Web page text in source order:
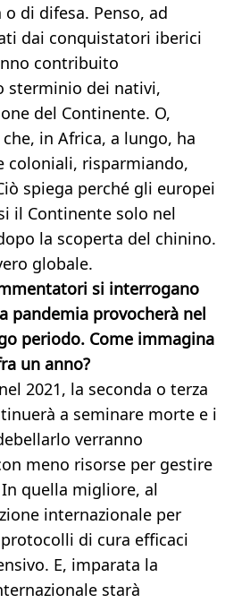
di difesa. Penso, ad
dai conquistatori iberici
contribuito
sterminio dei nativi,
del Continente. O,
in Africa, a lungo, ha
coloniali, risparmiando,
spiega perché gli europei
il Continente solo nel
la scoperta del chinino.
globale.
si interrogano
pandemia provocherà nel
periodo. Come immagina
un anno?
2021, la seconda o terza
a seminare morte e i
verranno
meno risorse per gestire
In quella migliore, al
internazionale per
di cura efficaci
E, imparata la
starà